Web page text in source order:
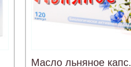
Масло льняное капс.